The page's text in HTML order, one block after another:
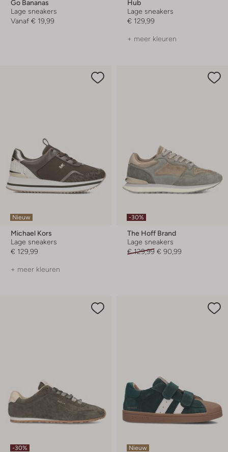
Go Bananas
Lage sneakers
Vanaf € 19,99
Hub
Lage sneakers
€ 129,99
+ meer kleuren
Nieuw
Michael Kors
Lage sneakers
€ 129,99
+ meer kleuren
-30%
The Hoff Brand
Lage sneakers
€ 129,99 € 90,99
-30% Nieuw